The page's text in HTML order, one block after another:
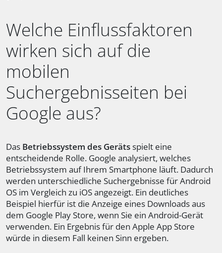
Welche Einflussfaktoren
wirken sich auf die
mobilen
Suchergebnisseiten bei
Google aus?
Das Betriebssystem des Gerätsspielt eine
entscheidende Rolle. Google analysiert, welches
Betriebssystem auf Ihrem Smartphone läuft. Dadurch
werden unterschiedliche Suchergebnisse für Android
OS im Vergleich zu iOS angezeigt. Ein deutliches
Beispiel hierfür ist die Anzeige eines Downloads aus
dem Google Play Store, wenn Sie ein Android-Gerät
verwenden. Ein Ergebnis für den Apple App Store
würde in diesem Fall keinen Sinn ergeben.